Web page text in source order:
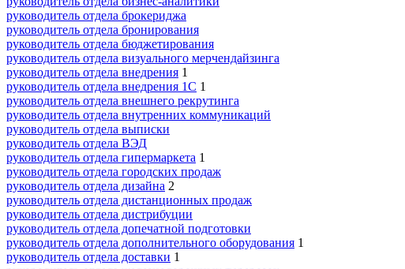
руководитель отдела брокериджа
руководитель отдела бронирования
руководитель отдела бюджетирования
руководитель отдела визуального мерчендайзинга
руководитель отдела внедрения 1
руководитель отдела внедрения 1С 1
руководитель отдела внешнего рекрутинга
руководитель отдела внутренних коммуникаций
руководитель отдела выписки
руководитель отдела ВЭД
руководитель отдела гипермаркета 1
руководитель отдела городских продаж
руководитель отдела дизайна 2
руководитель отдела дистанционных продаж
руководитель отдела дистрибуции
руководитель отдела допечатной подготовки
руководитель отдела дополнительного оборудования 1
руководитель отдела доставки 1